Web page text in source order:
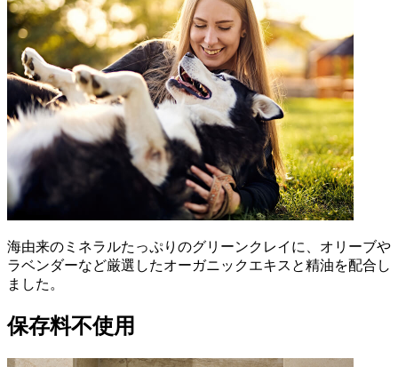
海由来のミネラルたっぷりのグリーンクレイに、オリーブや
ラベンダーなど厳選したオーガニックエキスと精油を配合し
ました。
保存料不使用